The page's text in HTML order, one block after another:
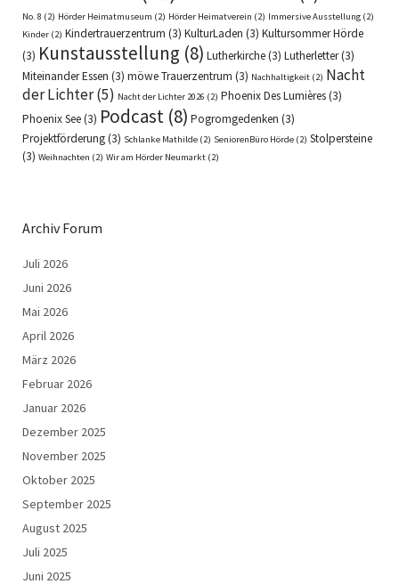
No. 8 (2) Hörder Heimatmuseum (2) Hörder Heimatverein (2) Immersive Ausstellung (2)
Kinder (2) Kindertrauerzentrum (3) KulturLaden (3) Kultursommer Hörde
(3) Kunstausstellung (8) Lutherkirche(3) Lutherletter(3)
Miteinander Essen (3) möwe Trauerzentrum (3) Nachhaltigkeit (2) Nacht
der Lichter(5) Nacht der Lichter 2026 (2) Phoenix Des Lumières(3)
Phoenix See(3) Podcast (8) Pogromgedenken (3)
Projektförderung(3) Schlanke Mathilde (2) SeniorenBüro Hörde (2) Stolpersteine
(3) Weihnachten (2) Wir am Hörder Neumarkt (2)
Archiv Forum
Juli 2026
Juni 2026
Mai 2026
April 2026
März 2026
Februar 2026
Januar 2026
Dezember 2025
November 2025
Oktober 2025
September 2025
August 2025
Juli 2025
Juni 2025